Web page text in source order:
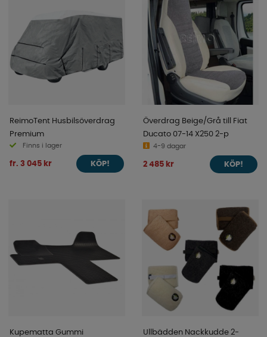
ReimoTent Husbilsöverdrag
Premium
Finns i lager
fr. 3 045 kr KÖP!
Överdrag Beige/Grå till Fiat
Ducato 07-14 X250 2-p
4-9 dagar
2 485 kr KÖP!
Kupematta Gummi
Ullbädden Nackkudde 2-